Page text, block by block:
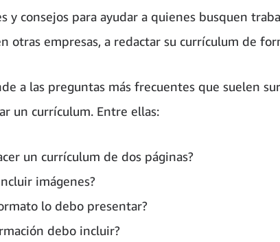
y consejos para ayudar a quienes busquen
otras empresas, a redactar su currículum de
a las preguntas más frecuentes que suelen
un currículum. Entre ellas:
un currículum de dos páginas?
imágenes?
lo debo presentar?
debo incluir?